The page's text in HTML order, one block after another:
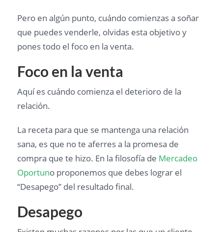
Pero en algún punto, cuándo comienzas a soñar
que puedes venderle, olvidas esta objetivo y
pones todo el foco en la venta.
Foco en la venta
Aquí es cuándo comienza el deterioro de la
relación.
La receta para que se mantenga una relación
sana, es que no te aferres a la promesa de
compra que te hizo. En la filosofía de Mercadeo
Oportuno proponemos que debes lograr el
“Desapego” del resultado final.
Desapego